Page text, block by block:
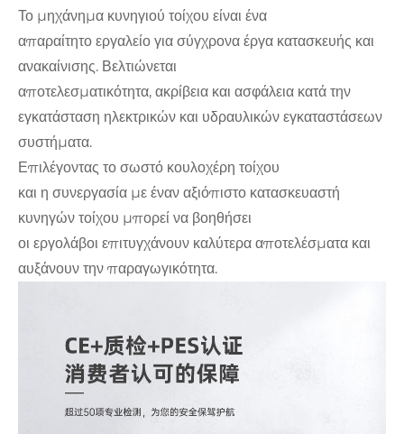
Το μηχάνημα κυνηγιού τοίχου είναι ένα
απαραίτητο εργαλείο για σύγχρονα έργα κατασκευής και
ανακαίνισης. Βελτιώνεται
αποτελεσματικότητα, ακρίβεια και ασφάλεια κατά την
εγκατάσταση ηλεκτρικών και υδραυλικών εγκαταστάσεων
συστήματα.
Επιλέγοντας το σωστό κουλοχέρη τοίχου
και η συνεργασία με έναν αξιόπιστο κατασκευαστή
κυνηγών τοίχου μπορεί να βοηθήσει
οι εργολάβοι επιτυγχάνουν καλύτερα αποτελέσματα και
αυξάνουν την παραγωγικότητα.